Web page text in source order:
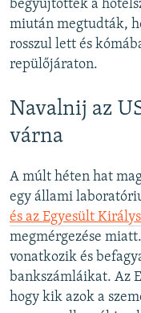
begyűjtötték a
miután megtudták,
rosszul lett és
repülőjáraton.
Navalnij az
várna
A múlt héten hat
egy állami
és az Egyesült
megmérgezése
vonatkozik és
bankszámláikat. Az
hogy kik azok a